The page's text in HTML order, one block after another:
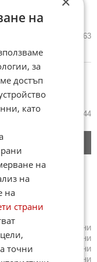
на Бургас
1 863
след фалшиво
за дрога
2 944
Новини
Бургас
Новини
Търново
Новини
Новини
на
за
достъп
като
на
на
на
страни
точни